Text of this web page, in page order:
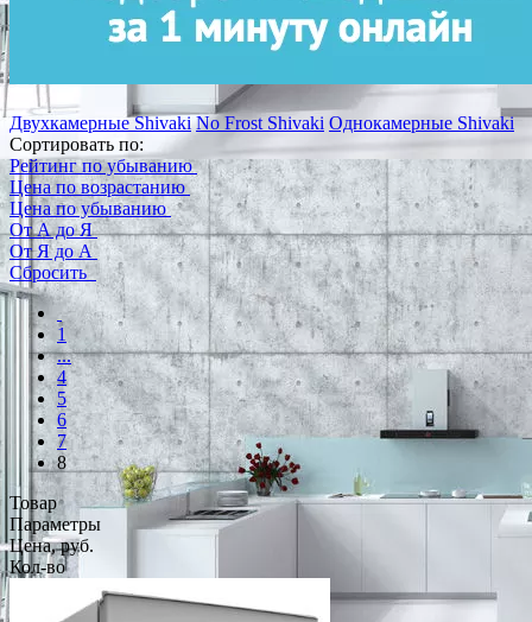
Двухкамерные Shivaki No Frost Shivaki Однокамерные Shivaki
Сортировать по:
Рейтинг по убыванию
Цена по возрастанию
Цена по убыванию
От А до Я
От Я до А
Сбросить
1
...
4
5
6
7
8
Товар
Параметры
Цена, руб.
Кол-во